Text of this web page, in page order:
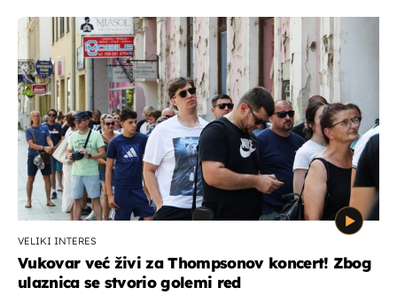
VELIKI INTERES
Vukovar već živi za Thompsonov koncert! Zbog
ulaznica se stvorio golemi red